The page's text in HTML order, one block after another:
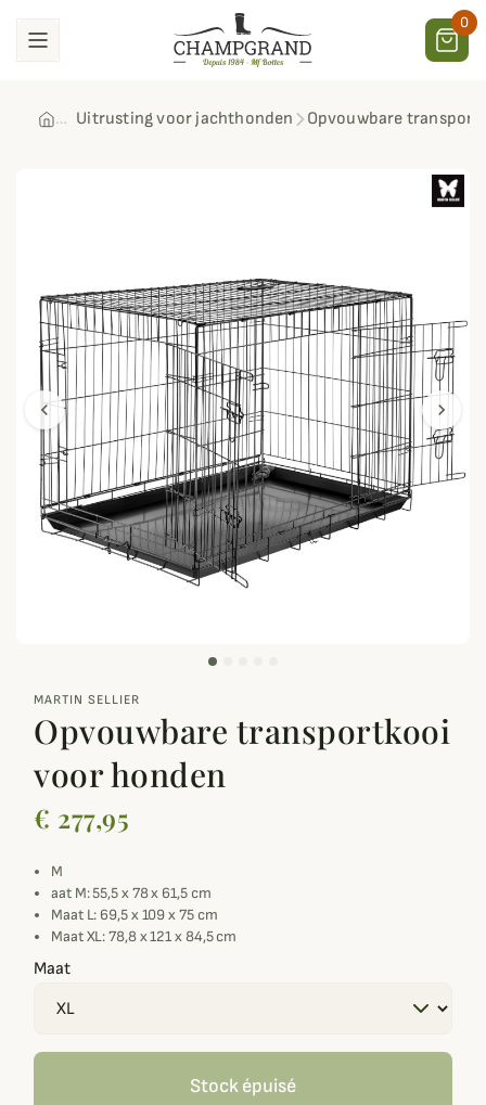
0
Uitrusting voor jachthonden Opvouwbare
chevron_left chevron_right
MARTIN SELLIER
Opvouwbare transportkooi
voor honden
€ 277,95
M
aat M: 55,5 x 78 x 61,5 cm
Maat L: 69,5 x 109 x 75 cm
Maat XL: 78,8 x 121 x 84,5 cm
Maat
Stock épuisé